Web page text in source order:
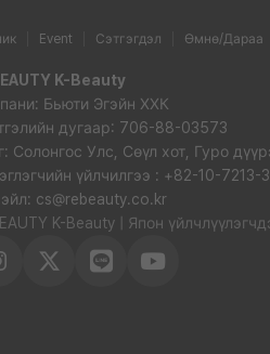
Event Сэтгэгдэл Өмнө/Дараа
K-Beauty
Бьюти Эгэйн ХХК
дугаар: 706-88-03573
Солонгос Улс, Сөүл хот, Гуро
үйлчилгээ : +82-10-
cs@rebeauty.co.kr
K-Beauty | Япон